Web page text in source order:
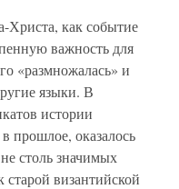
Христа, как событие
важность для
«размножалась» и
языки. В
истории
прошлое, оказалось
столь значимых
византийской